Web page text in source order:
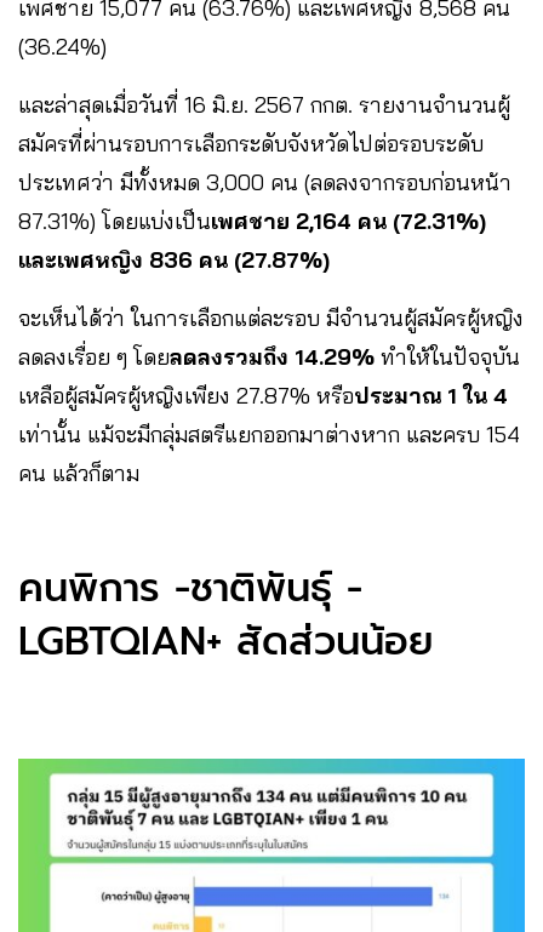
เพศชาย 15,077 คน (63.76%) และเพศหญิง 8,568 คน
(36.24%)
และล่าสุดเมื่อวันที่ 16 มิ.ย. 2567 กกต. รายงานจำนวนผู้
สมัครที่ผ่านรอบการเลือกระดับจังหวัดไปต่อรอบระดับ
ประเทศว่า มีทั้งหมด 3,000 คน (ลดลงจากรอบก่อนหน้า
87.31%) โดยแบ่งเป็นเพศชาย 2,164 คน (72.31%)
และเพศหญิง 836 คน (27.87%)
จะเห็นได้ว่า ในการเลือกแต่ละรอบ มีจำนวนผู้สมัครผู้หญิง
ลดลงเรื่อย ๆ โดยลดลงรวมถึง 14.29% ทำให้ในปัจจุบัน
เหลือผู้สมัครผู้หญิงเพียง 27.87% หรือประมาณ 1 ใน 4
เท่านั้น แม้จะมีกลุ่มสตรีแยกออกมาต่างหาก และครบ 154
คน แล้วก็ตาม
คนพิการ -ชาติพันธุ์ -
LGBTQIAN+ สัดส่วนน้อย